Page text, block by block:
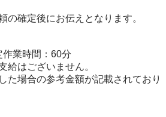
確定後にお伝えとなります。
作業時間：60分
給はございません。
た場合の参考金額が記載されており